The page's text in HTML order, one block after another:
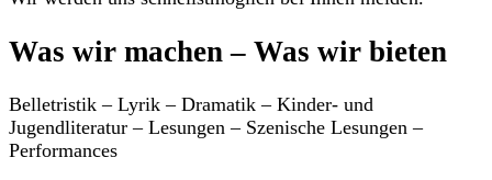
Was wir machen – Was wir bieten
Belletristik – Lyrik – Dramatik – Kinder- und
Jugendliteratur – Lesungen – Szenische Lesungen –
Performances